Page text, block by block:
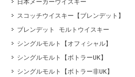
日本メーカーウイスキー
スコッチウイスキー【ブレンデット】
ブレンデット モルトウイスキー
シングルモルト【オフィシャル】
シングルモルト【ボトラーUK】
シングルモルト【ボトラー非UK】